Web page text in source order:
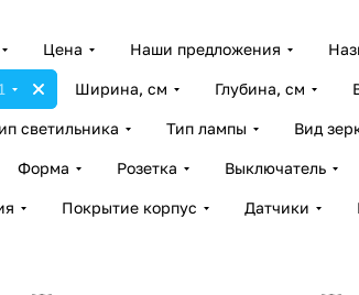
Цена Наши предложения
Ширина, см Глубина, см
светильника Тип лампы Вид
Форма Розетка Выключатель
Покрытие корпус Датчики